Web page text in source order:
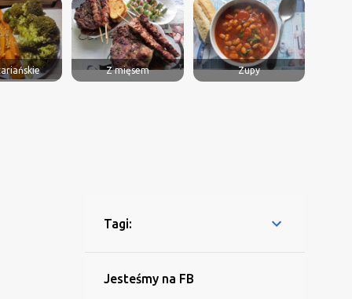
Z mięsem Zupy
Tagi:
Jesteśmy na FB